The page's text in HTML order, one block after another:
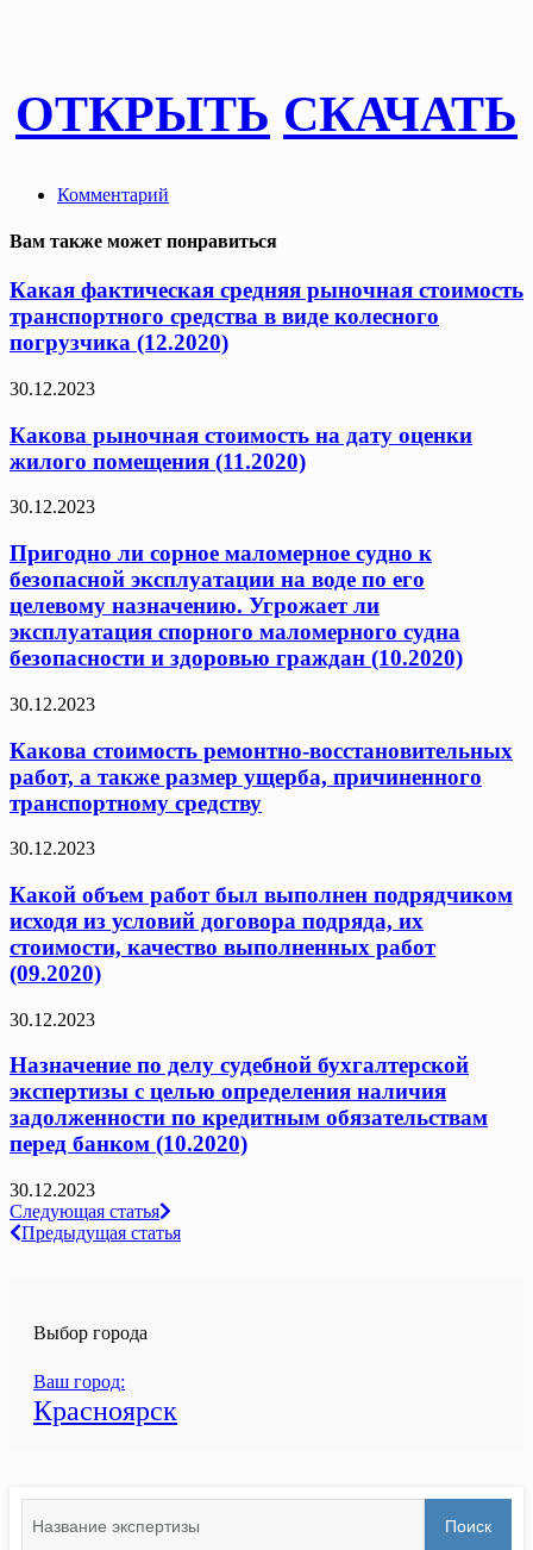
ОТКРЫТЬ СКАЧАТЬ
Комментарий
Вам также может понравиться
Какая фактическая средняя рыночная стоимость
транспортного средства в виде колесного
погрузчика (12.2020)
30.12.2023
Какова рыночная стоимость на дату оценки
жилого помещения (11.2020)
30.12.2023
Пригодно ли сорное маломерное судно к
безопасной эксплуатации на воде по его
целевому назначению. Угрожает ли
эксплуатация спорного маломерного судна
безопасности и здоровью граждан (10.2020)
30.12.2023
Какова стоимость ремонтно-восстановительных
работ, а также размер ущерба, причиненного
транспортному средству
30.12.2023
Какой объем работ был выполнен подрядчиком
исходя из условий договора подряда, их
стоимости, качество выполненных работ
(09.2020)
30.12.2023
Назначение по делу судебной бухгалтерской
экспертизы с целью определения наличия
задолженности по кредитным обязательствам
перед банком (10.2020)
30.12.2023
Навигация
по
Следующая статья
Предыдущая статья
Выбор города
Ваш город:
Красноярск
for:
Поиск